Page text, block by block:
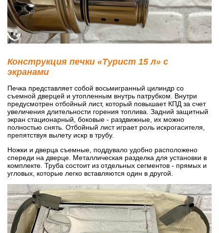
Конструкция печки «Турист 15 л» с
экранами
Печка представляет собой восьмигранный цилиндр со
съемной дверцей и утопленным внутрь патрубком. Внутри
предусмотрен отбойный лист, который повышает КПД за счет
увеличения длительности горения топлива. Задний защитный
экран стационарный, боковые - раздвижные, их можно
полностью снять. Отбойный лист играет роль искрогасителя,
препятствуя вылету искр в трубу.
Ножки и дверца съемные, поддувало удобно расположено
спереди на дверце. Металлическая разделка для установки в
комплекте. Труба состоит из отдельных сегментов - прямых и
угловых, которые легко вставляются один в другой.